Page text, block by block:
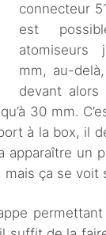
connecteur
est
atomiseurs
mm, au-
devant alors
30 mm.
à la box, il
apparaître un
mais ça se voit
permettant